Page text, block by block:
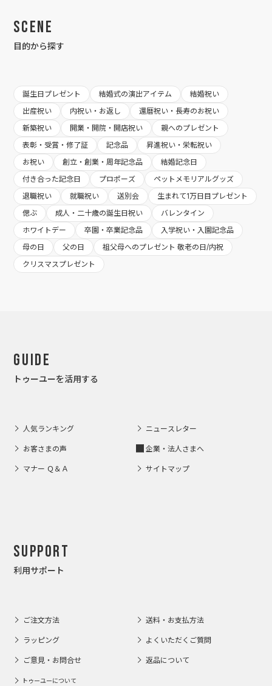
Scene
目的から探す
誕生日プレゼント 結婚式の演出アイテム
結婚祝い
出産祝い
内祝い・お返し
還暦祝い・長寿のお祝い
新築祝い
開業・開院・開店祝い
親へのプレゼント
表彰・受賞・修了証
記念品
昇進祝い・栄転祝い
お祝い
創立・創業・周年記念品
結婚記念日
付き合った記念日
プロポーズ
ペットメモリアルグッズ
退職祝い
就職祝い 送別会
生まれて1万日目プレゼント
偲ぶ
成人・二十歳の誕生日祝い
バレンタイン
ホワイトデー
卒園・卒業記念品
入学祝い・入園記念品
母の日
父の日
祖父母へのプレゼント 敬老の日/内祝
クリスマスプレゼント
Guide
トゥーユーを活用する
人気ランキング ニュースレター
お客さまの声 企業・法人さまへ
マナー Ｑ＆Ａ サイトマップ
Support
利用サポート
ご注文方法 送料・お支払方法
ラッピング よくいただくご質問
ご意見・お問合せ 返品について
トゥーユーについて